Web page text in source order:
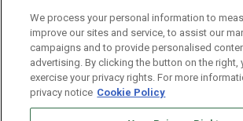
Politica de privacidad
Pautas Editoriales
AdChoices
Advertise with us
Newsletters
We process your personal information to
improve our sites and service, to assist our
campaigns and to provide personalised
advertising. By clicking the button on the right,
exercise your privacy rights. For more
privacy notice Cookie Policy